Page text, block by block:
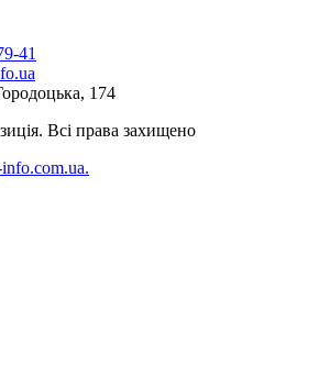
41
174
Всі права захищено
.